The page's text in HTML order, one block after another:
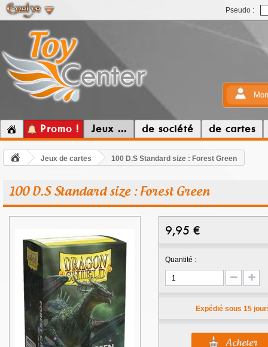
Pseudo :
Promo ! Jeux ... de société de cartes
Jeux de cartes 100 D.S Standard size : Forest Green
100 D.S Standard size : Forest Green
9,95 €
Quantité :
Expédié sous 15